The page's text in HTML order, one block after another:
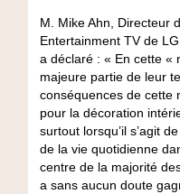
M. Mike Ahn, Directeur
Entertainment TV de
a déclaré : « En cette «
majeure partie de leur
conséquences de cette
pour la décoration
surtout lorsqu’il s’agit
de la vie quotidienne
centre de la majorité
a sans aucun doute